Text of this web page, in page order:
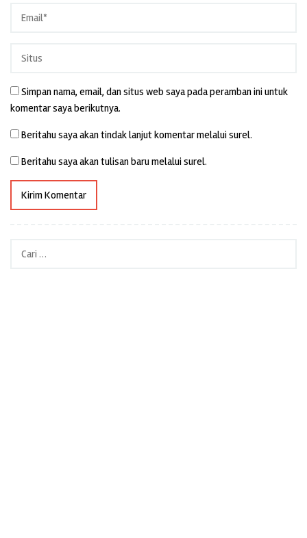
Simpan nama, email, dan situs web saya pada peramban ini untuk
komentar saya berikutnya.
Beritahu saya akan tindak lanjut komentar melalui surel.
Beritahu saya akan tulisan baru melalui surel.